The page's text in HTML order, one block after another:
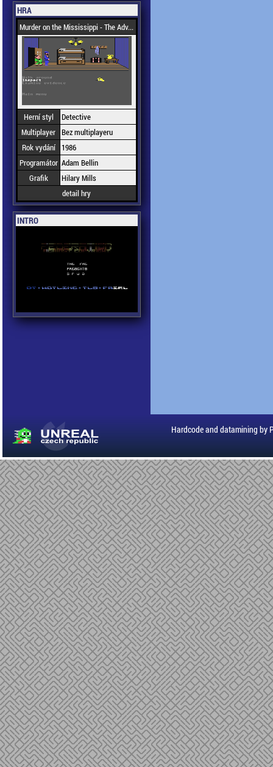
HRA
Murder on the Mississippi - The Adv...
Herní styl
Detective
Multiplayer Bez multiplayeru
Rok vydání
1986
Programátor Adam Bellin
Grafik
Hilary Mills
detail hry
INTRO
Hardcode and datamining by